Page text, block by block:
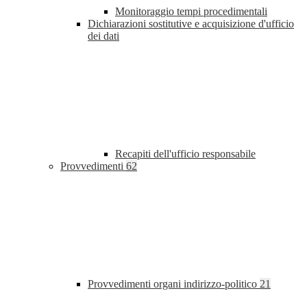
Monitoraggio tempi procedimentali
Dichiarazioni sostitutive e acquisizione d'ufficio
dei dati
Recapiti dell'ufficio responsabile
Provvedimenti 62
Provvedimenti organi indirizzo-politico 21